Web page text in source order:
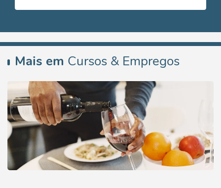
Mais em Cursos & Empregos